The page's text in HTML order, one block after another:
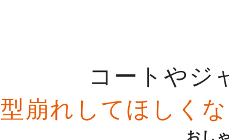
コートやジ
型崩れしてほしく
おし